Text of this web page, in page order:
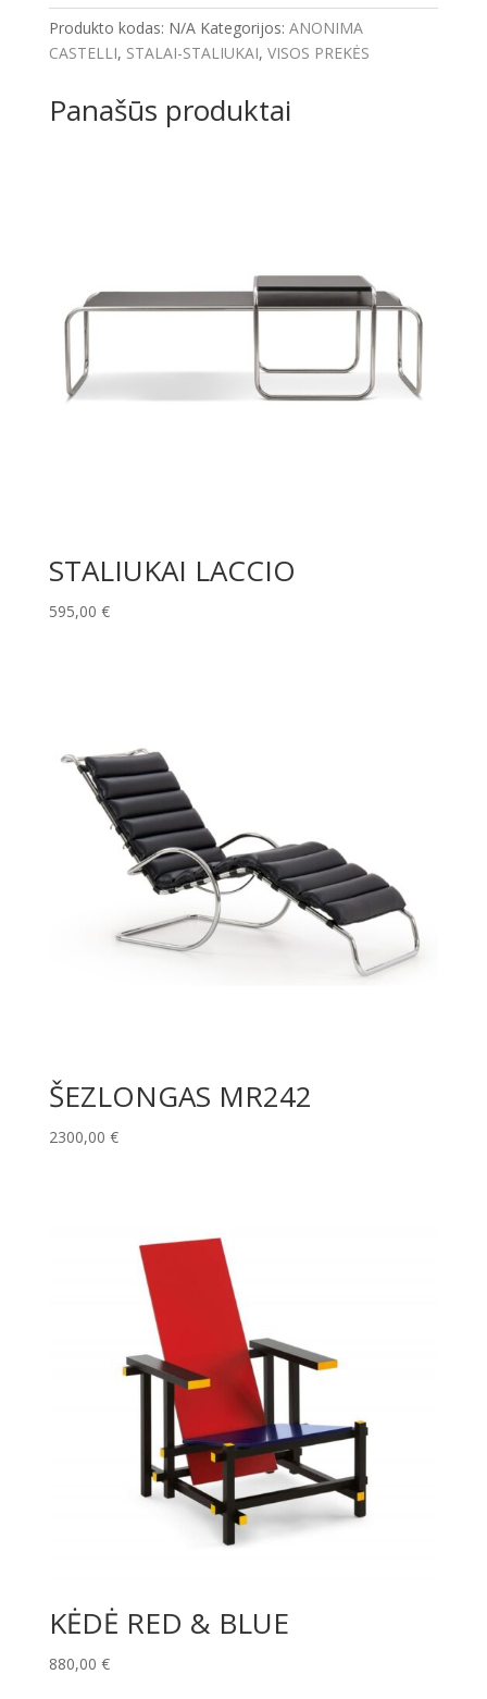
PLATONE
Produkto kodas: N/A Kategorijos: ANONIMA
CASTELLI, STALAI-STALIUKAI, VISOS PREKĖS
Panašūs produktai
STALIUKAI LACCIO
595,00 €
ŠEZLONGAS MR242
2300,00 €
KĖDĖ RED & BLUE
880,00 €